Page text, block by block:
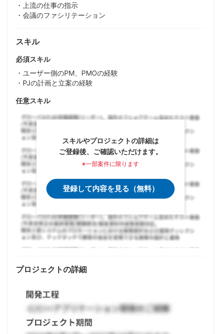
・上流の仕事の指示
・会議のファシリテーション
スキル
必須スキル
・ユーザー側のPM、PMOの経験
・PJの計画と立案の経験
任意スキル
スキルやプロジェクトの詳細は
ご登録後、ご確認いただけます。
※一部案件に限ります
登録して内容を見る（無料）
プロジェクトの詳細